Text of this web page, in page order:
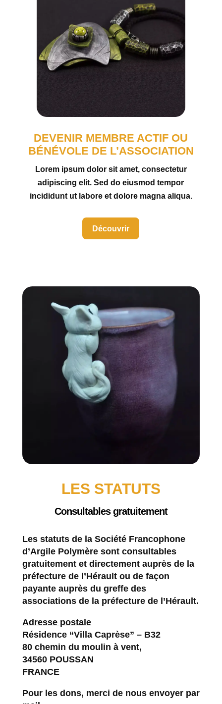
DEVENIR MEMBRE ACTIF OU
BÉNÉVOLE DE L’ASSOCIATION
Lorem ipsum dolor sit amet, consectetur
adipiscing elit. Sed do eiusmod tempor
incididunt ut labore et dolore magna aliqua.
Découvrir
LES STATUTS
Consultables gratuitement
Les statuts de la Société Francophone
d’Argile Polymère sont consultables
gratuitement et directement auprès de la
préfecture de l’Hérault ou de façon
payante auprès du greffe des
associations de la préfecture de l’Hérault.
Adresse postale
Résidence “Villa Caprèse” – B32
80 chemin du moulin à vent,
34560 POUSSAN
FRANCE
Pour les dons, merci de nous envoyer par